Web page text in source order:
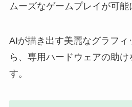
ムーズなゲームプレイが可能
AIが描き出す美麗なグラフィ
ら、専用ハードウェアの助
す。